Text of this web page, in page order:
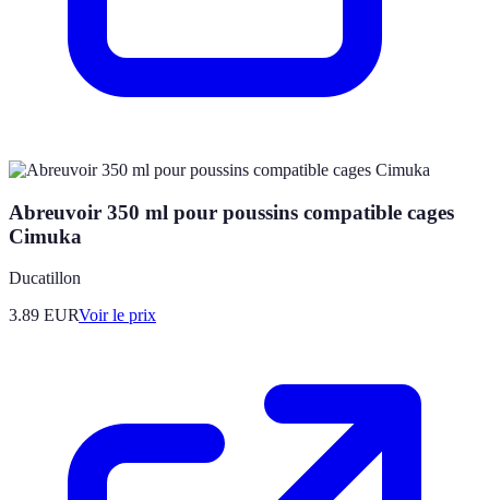
Abreuvoir 350 ml pour poussins compatible cages
Cimuka
Ducatillon
3.89 EURVoir le prix